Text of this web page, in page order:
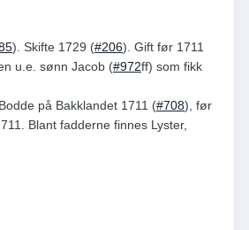
). Skifte 1729 (#206). Gift før 1711
u.e. sønn Jacob (#972ff) som fikk
på Bakklandet 1711 (#708), før
Blant fadderne finnes Lyster,